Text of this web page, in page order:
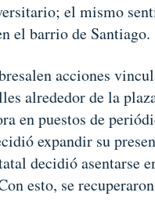
el mismo
el barrio de Santiago.
acciones
alrededor de la
en puestos de
expandir su
decidió asentarse
esto, se